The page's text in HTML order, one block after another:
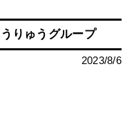
りゅうグループ
2023/8/6